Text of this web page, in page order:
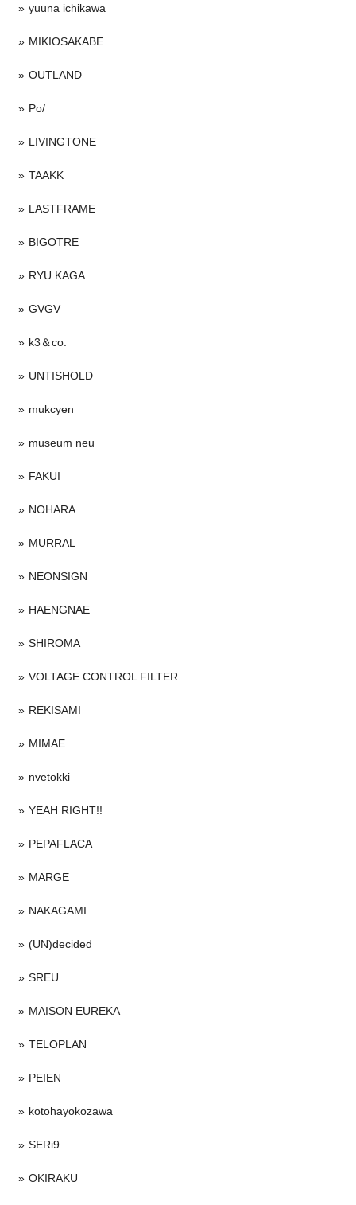
yuuna ichikawa
MIKIOSAKABE
OUTLAND
Po/
LIVINGTONE
TAAKK
LASTFRAME
BIGOTRE
RYU KAGA
GVGV
k3＆co.
UNTISHOLD
mukcyen
museum neu
FAKUI
NOHARA
MURRAL
NEONSIGN
HAENGNAE
SHIROMA
VOLTAGE CONTROL FILTER
REKISAMI
MIMAE
nvetokki
YEAH RIGHT!!
PEPAFLACA
MARGE
NAKAGAMI
(UN)decided
SREU
MAISON EUREKA
TELOPLAN
PEIEN
kotohayokozawa
SERi9
OKIRAKU